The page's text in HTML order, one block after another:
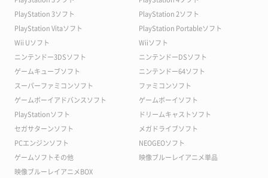
PlayStation 3ソフト
PlayStation 2ソフト
PlayStation Vitaソフト
PlayStation Portableソフト
Wii Uソフト
Wiiソフト
ニンテンドー3DSソフト
ニンテンドーDSソフト
ゲームキューブソフト
ニンテンドー64ソフト
スーパーファミコンソフト
ファミコンソフト
ゲームボーイアドバンスソフト
ゲームボーイソフト
PlayStationソフト
ドリームキャストソフト
セガサターンソフト
メガドライブソフト
PCエンジンソフト
NEOGEOソフト
ゲームソフトその他
映像ブルーレイアニメ単品
映像ブルーレイアニメBOX